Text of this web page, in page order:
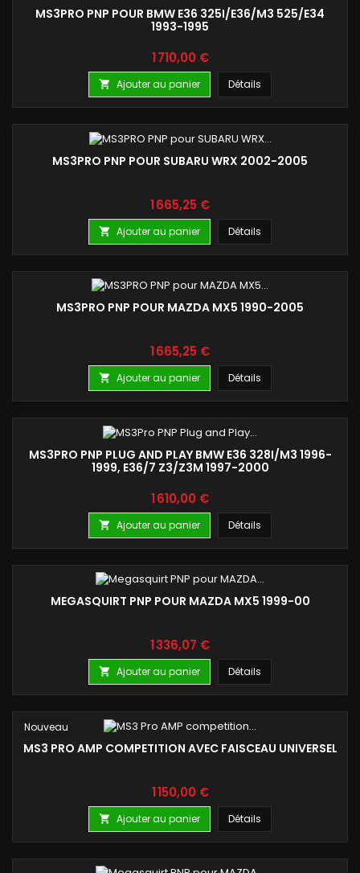
MS3PRO PNP POUR BMW E36 325I/E36/M3 525/E34
1993-1995
Prix
1 710,00 €
 Ajouter au panier Détails
MS3PRO PNP POUR SUBARU WRX 2002-2005
Prix
1 665,25 €
 Ajouter au panier Détails
MS3PRO PNP POUR MAZDA MX5 1990-2005
Prix
1 665,25 €
 Ajouter au panier Détails
MS3PRO PNP PLUG AND PLAY BMW E36 328I/M3 1996-
1999, E36/7 Z3/Z3M 1997-2000
Prix
1 610,00 €
 Ajouter au panier Détails
MEGASQUIRT PNP POUR MAZDA MX5 1999-00
Prix
1 336,07 €
 Ajouter au panier Détails
Nouveau
MS3 PRO AMP COMPETITION AVEC FAISCEAU UNIVERSEL
Prix
1 150,00 €
 Ajouter au panier Détails